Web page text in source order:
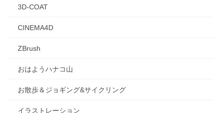
3D-COAT
CINEMA4D
ZBrush
おはようハナコ山
お散歩＆ジョギング&サイクリング
イラストレーション